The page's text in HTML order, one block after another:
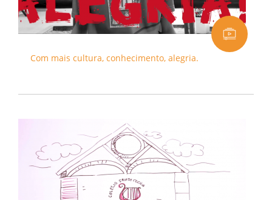
Com mais cultura, conhecimento, alegria.